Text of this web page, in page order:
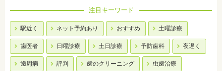
注目キーワード
駅近く ネット予約あり おすすめ 土曜診療
歯医者 日曜診療 土日診療 予防歯科 夜遅く
歯周病 評判 歯のクリーニング 虫歯治療